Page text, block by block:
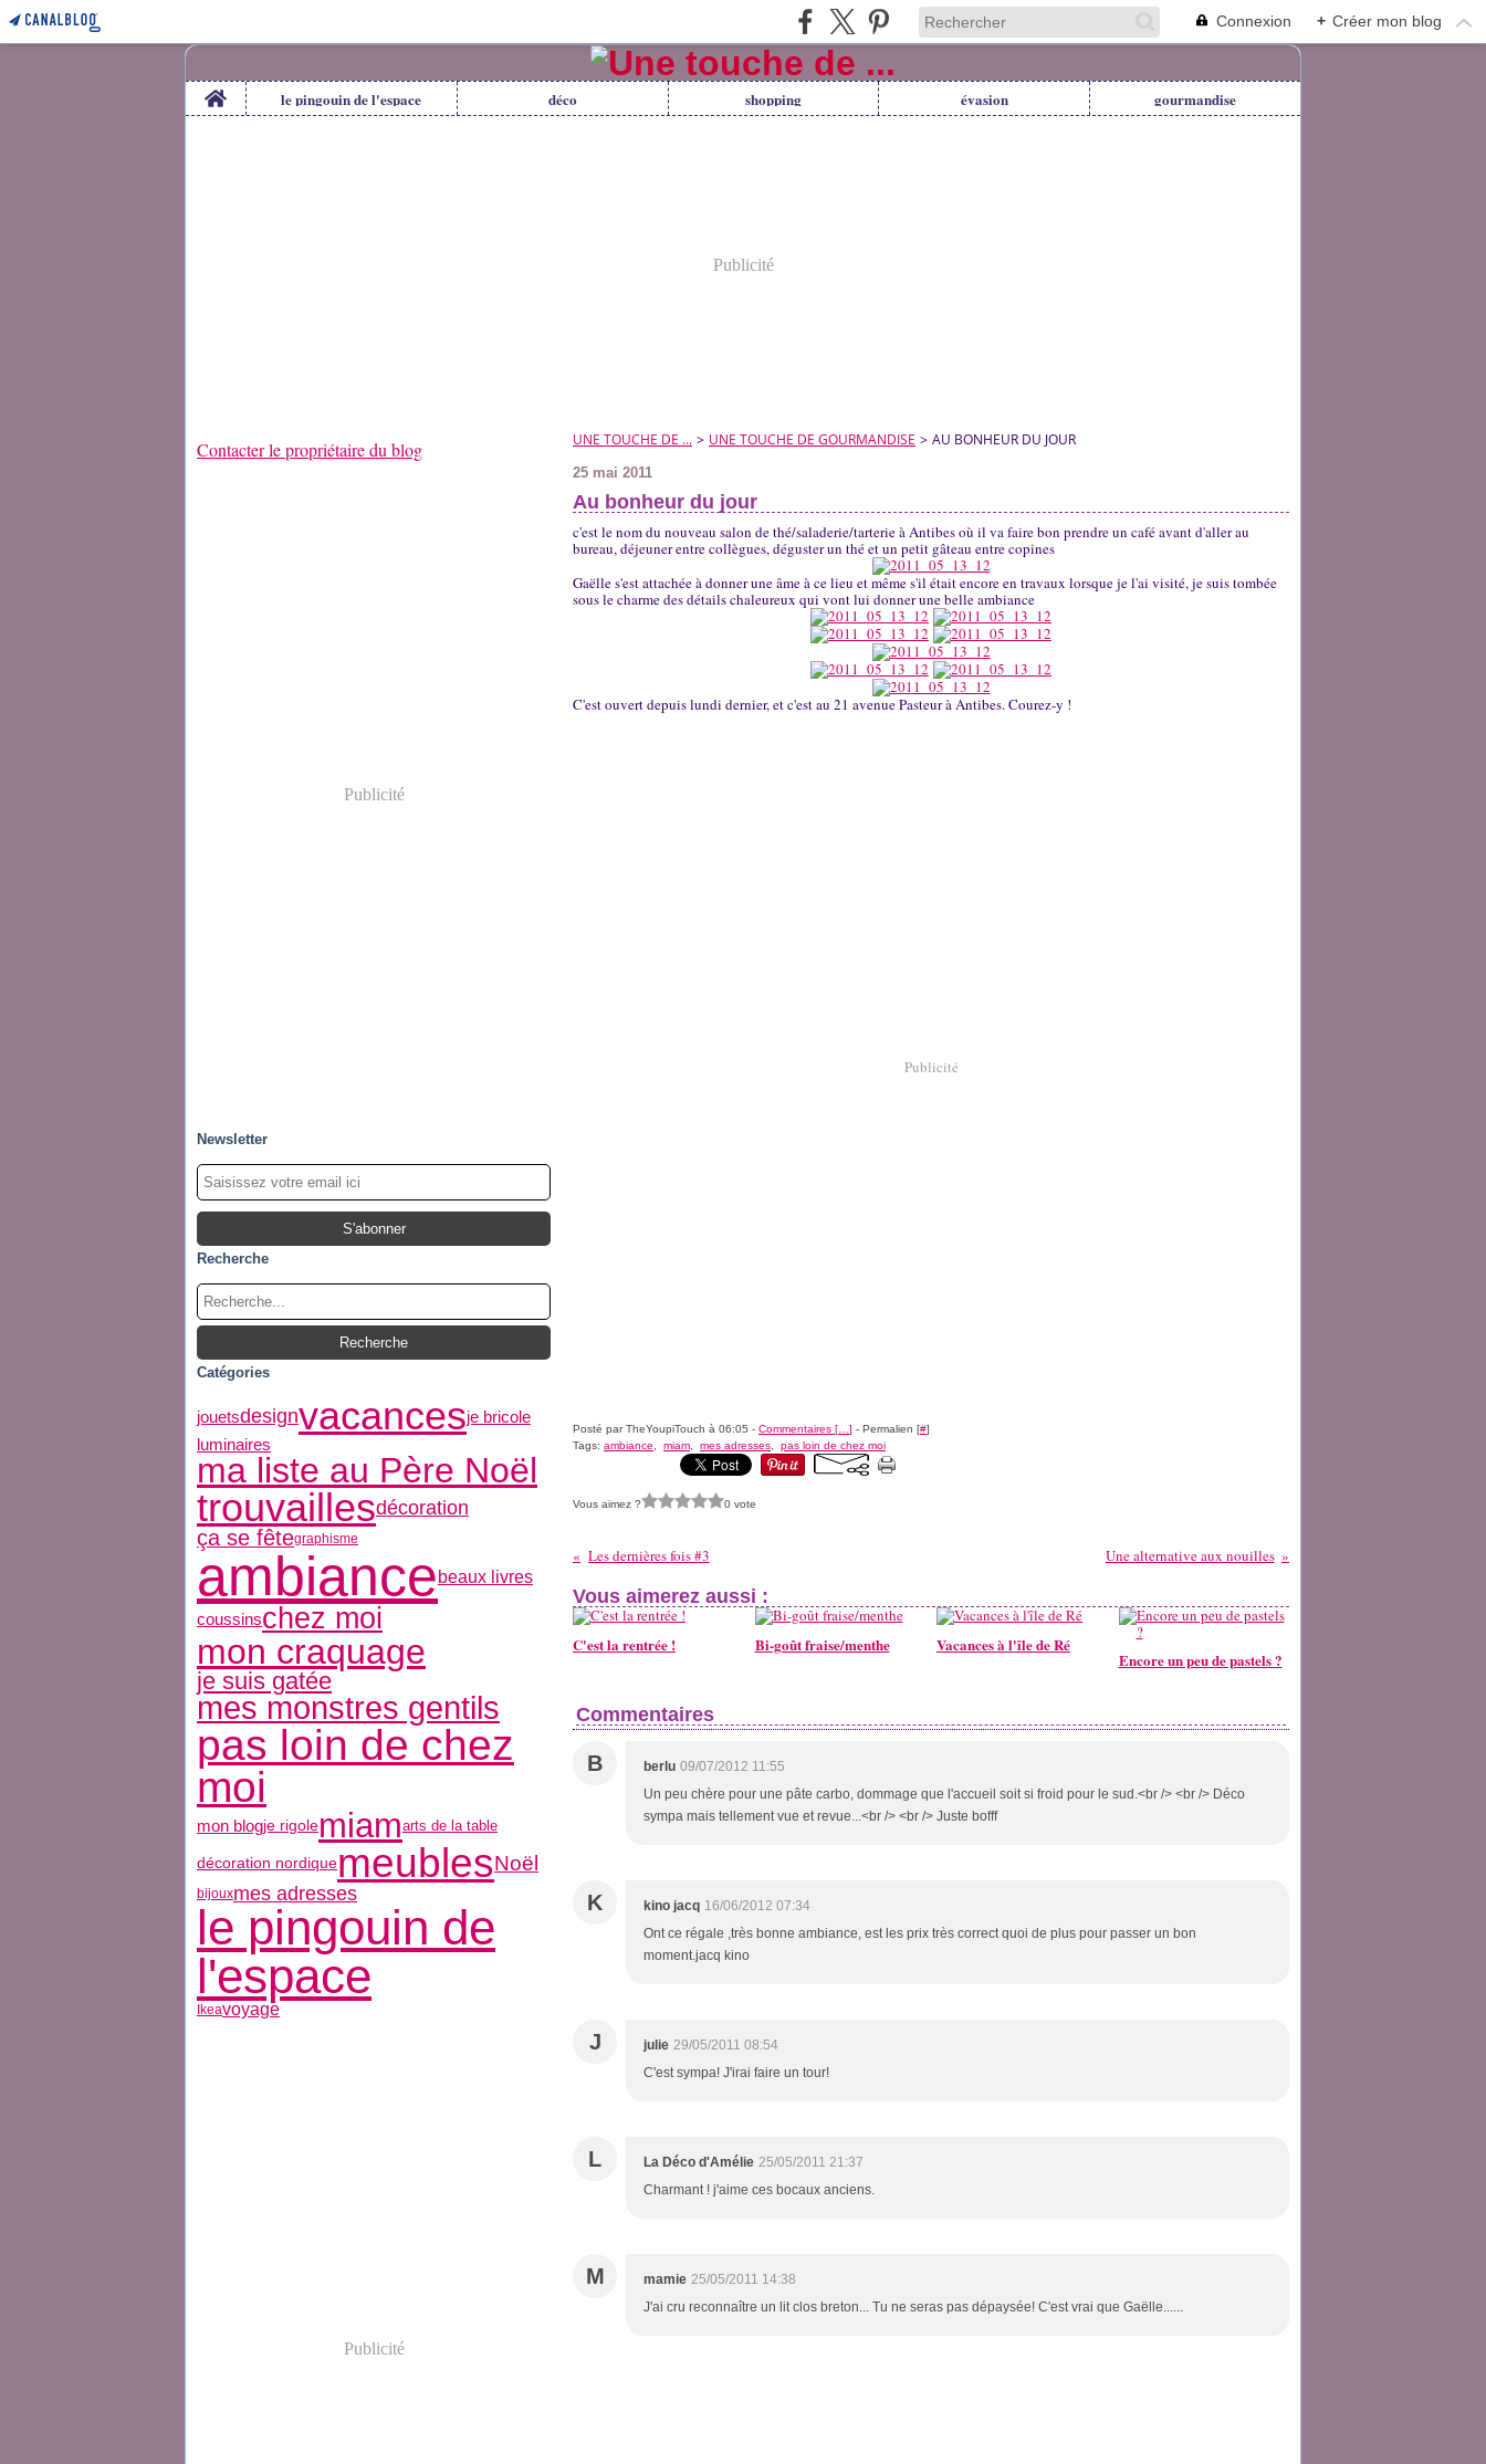
Connexion + Créer mon blog
Home le pingouin de l'espace déco shopping évasion gourmandise
Publicité
Contacter le propriétaire du blog
Publicité
Newsletter
Recherche
Catégories
jouetsdesignvacancesje bricole
luminaires
ma liste au Père Noël
trouvaillesdécoration
ça se fêtegraphisme
ambiance beaux livres
coussinschez moi
mon craquage
je suis gatée
mes monstres gentils
pas loin de chez
moi
mon blogje rigolemiamarts de la table
décoration nordiquemeublesNoël
bijouxmes adresses
le pingouin de
l'espace
Ikeavoyage
Publicité
UNE TOUCHE DE ... > UNE TOUCHE DE GOURMANDISE > AU BONHEUR DU JOUR
25 mai 2011
Au bonheur du jour
c'est le nom du nouveau salon de thé/saladerie/tarterie à Antibes où il va faire bon prendre un café avant d'aller au
bureau, déjeuner entre collègues, déguster un thé et un petit gâteau entre copines
Gaëlle s'est attachée à donner une âme à ce lieu et même s'il était encore en travaux lorsque je l'ai visité, je suis tombée
sous le charme des détails chaleureux qui vont lui donner une belle ambiance
C'est ouvert depuis lundi dernier, et c'est au 21 avenue Pasteur à Antibes. Courez-y !
Publicité
Posté par TheYoupiTouch à 06:05 - Commentaires [ ] - Permalien [#]
Tags: ambiance miam mes adresses pas loin de chez moi
Vous aimez ? 0 vote
Les dernières fois #3 Une alternative aux nouilles
Vous aimerez aussi :
C'est la rentrée ! Bi-goût fraise/menthe Vacances à l'île de Ré
Encore un peu de pastels ?
Commentaires
B berlu 09/07/2012 11:55
Un peu chère pour une pâte carbo, dommage que l'accueil soit si froid pour le sud.<br /> <br /> Déco
sympa mais tellement vue et revue...<br /> <br /> Juste bofff
K kino jacq 16/06/2012 07:34
Ont ce régale ,très bonne ambiance, est les prix très correct quoi de plus pour passer un bon
moment.jacq kino
J julie 29/05/2011 08:54
C'est sympa! J'irai faire un tour!
L La Déco d'Amélie 25/05/2011 21:37
Charmant ! j'aime ces bocaux anciens.
M mamie 25/05/2011 14:38
J'ai cru reconnaître un lit clos breton... Tu ne seras pas dépaysée! C'est vrai que Gaëlle......